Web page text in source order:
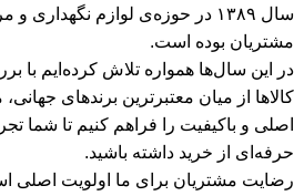
سال ۱۳۸۹ در حوزه‌ی لوازم
مشتریان بوده است.
در این سال‌ها همواره تلاش کرده‌ایم با
کالاها از میان معتبرترین برندهای
اصلی و باکیفیت را فراهم کنیم تا شما
حرفه‌ای از خرید داشته باشید.
رضایت مشتریان برای ما اولویت اصلی